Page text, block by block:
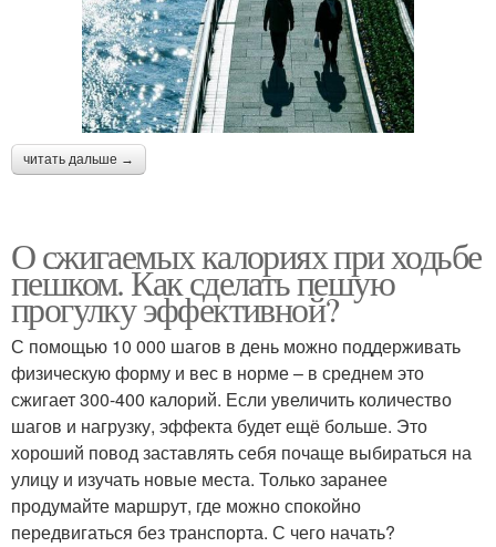
читать дальше →
О сжигаемых калориях при ходьбе
пешком. Как сделать пешую
прогулку эффективной?
С помощью 10 000 шагов в день можно поддерживать
физическую форму и вес в норме – в среднем это
сжигает 300-400 калорий. Если увеличить количество
шагов и нагрузку, эффекта будет ещё больше. Это
хороший повод заставлять себя почаще выбираться на
улицу и изучать новые места. Только заранее
продумайте маршрут, где можно спокойно
передвигаться без транспорта. С чего начать?